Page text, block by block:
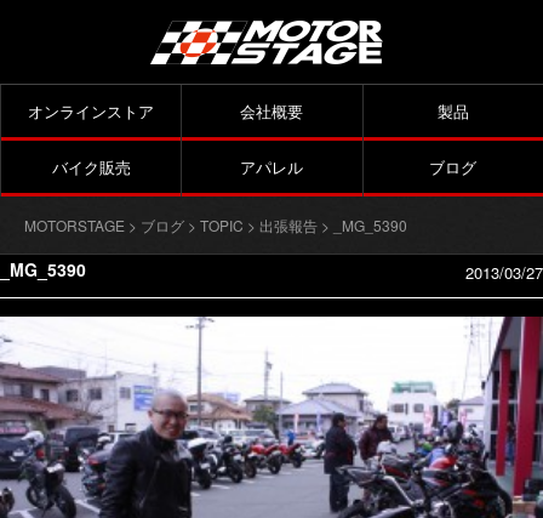
オンラインストア 会社概要 製品
バイク販売 アパレル ブログ
MOTORSTAGE > ブログ > TOPIC > 出張報告 > _MG_5390
_MG_5390 2013/03/27